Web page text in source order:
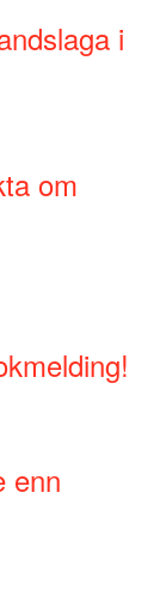
i
om
enn